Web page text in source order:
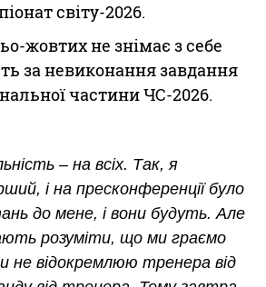
світу-2026.
жовтих не знімає з себе
за невиконання завдання
частини ЧС-2026.
– на всіх. Так, я
і на пресконференції було
до мене, і вони будуть. Але
розуміти, що ми граємо
не відокремлюю тренера від